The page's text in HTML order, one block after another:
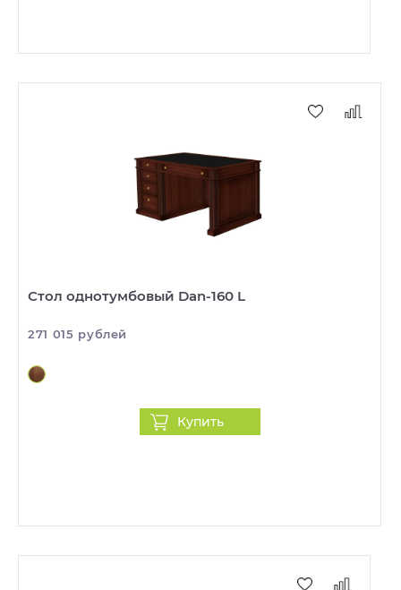
Стол однотумбовый Dan-160 L
271 015 рублей
Купить